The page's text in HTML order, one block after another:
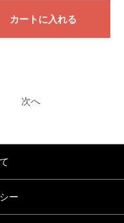
カートに入れる
次へ
ー